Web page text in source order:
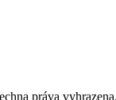
práva vyhrazena.